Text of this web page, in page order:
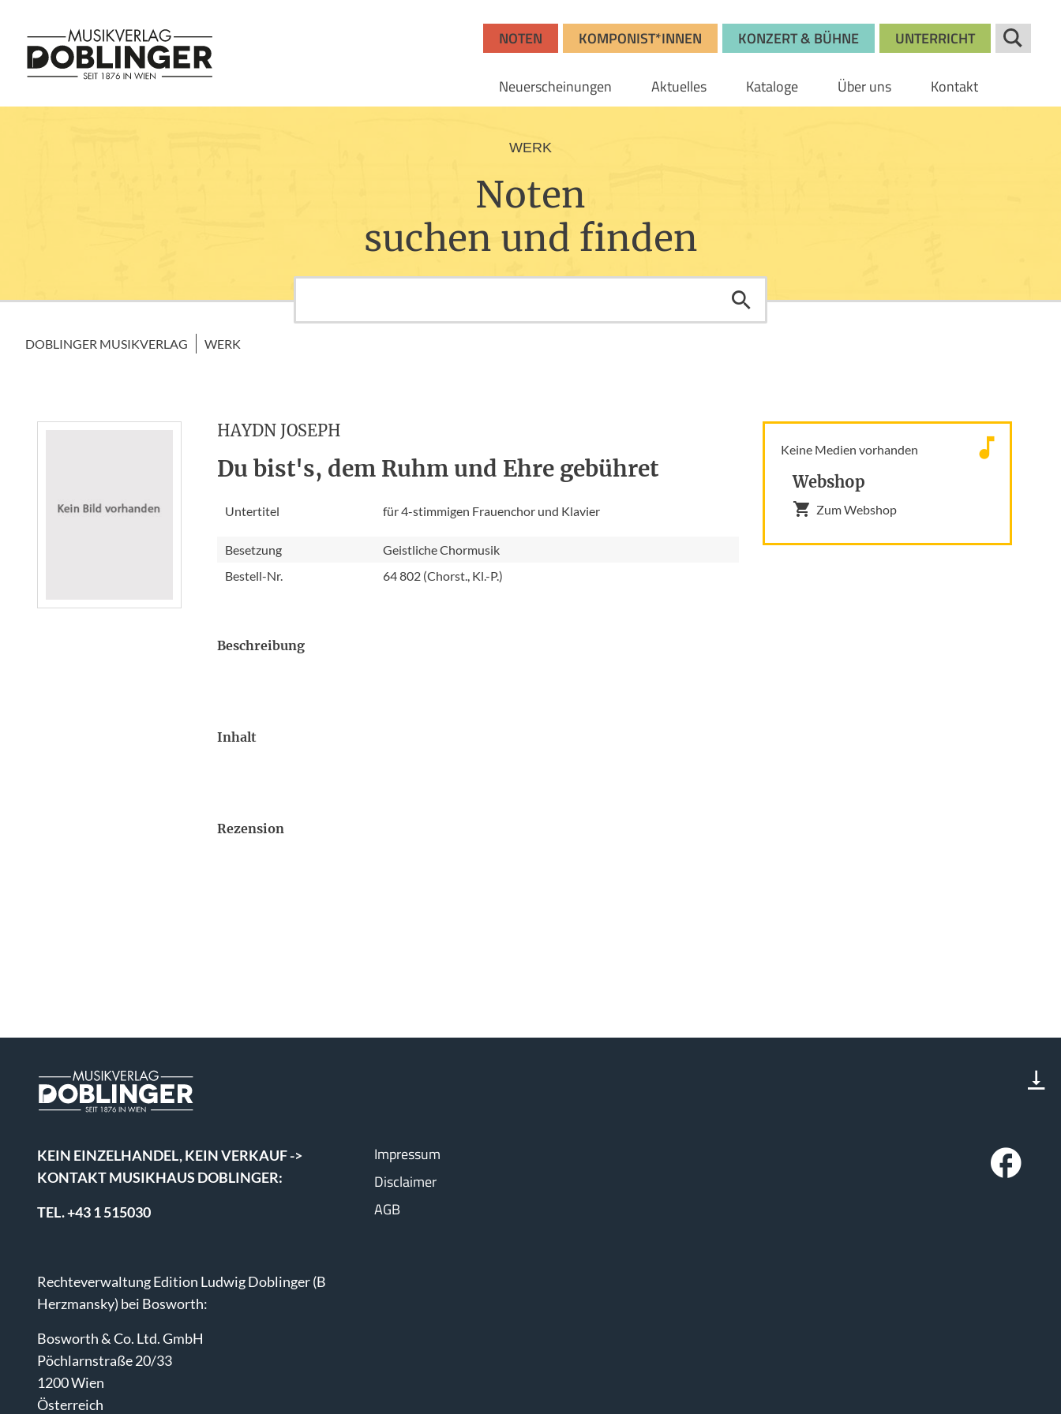
NOTEN KOMPONIST*INNEN KONZERT & BÜHNE UNTERRICHT
Neuerscheinungen Aktuelles Kataloge Über uns Kontakt
WERK
Noten
suchen und finden
DOBLINGER MUSIKVERLAG WERK
HAYDN JOSEPH
Du bist's, dem Ruhm und Ehre gebühret
Untertitel für 4-stimmigen Frauenchor und Klavier
Besetzung
Geistliche Chormusik
Bestell-Nr.
64 802 (Chorst., Kl.-P.)
Keine Medien vorhanden
Webshop
Zum Webshop
Beschreibung
Inhalt
Rezension
KEIN EINZELHANDEL, KEIN VERKAUF ->
KONTAKT MUSIKHAUS DOBLINGER:
TEL. +43 1 515030
Rechteverwaltung Edition Ludwig Doblinger (B
Herzmansky) bei Bosworth:
Bosworth & Co. Ltd. GmbH
Pöchlarnstraße 20/33
1200 Wien
Österreich
Impressum
Disclaimer
AGB